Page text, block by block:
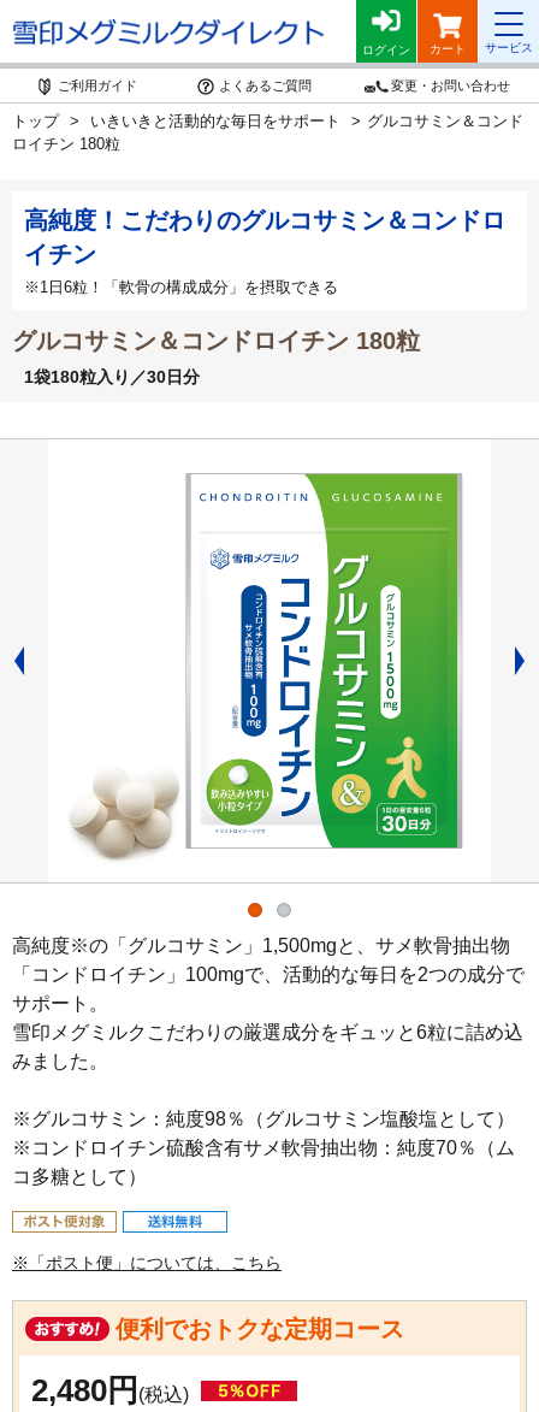
ログイン カート サービス
ご利用ガイド よくあるご質問 変更・お問い合わせ
トップ いきいきと活動的な毎日をサポート
グルコサミン＆コンド
ロイチン 180粒
高純度！こだわりのグルコサミン＆コンドロ
イチン
※1日6粒！「軟骨の構成成分」を摂取できる
グルコサミン＆コンドロイチン 180粒
1袋180粒入り／30日分
高純度※の「グルコサミン」1,500mgと、サメ軟骨抽出物
「コンドロイチン」100mgで、活動的な毎日を2つの成分で
サポート。
雪印メグミルクこだわりの厳選成分をギュッと6粒に詰め込
みました。
※グルコサミン：純度98％（グルコサミン塩酸塩として）
※コンドロイチン硫酸含有サメ軟⾻抽出物：純度70％（ム
コ多糖として）
※「ポスト便」については、こちら
便利でおトクな定期コース
2,480円 (税込)